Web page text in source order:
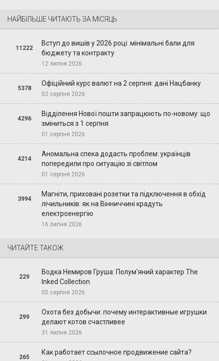
НАЙБІЛЬШЕ ЧИТАЮТЬ ЗА МІСЯЦЬ
11222
Вступ до вишів у 2026 році: мінімальні бали для
бюджету та контракту
12 липня 2026
5378
Офіційний курс валют на 2 серпня: дані Нацбанку
02 серпня 2026
4296
Відділення Нової пошти запрацюють по-новому: що
зміниться з 1 серпня
01 серпня 2026
4214
Аномальна спека додасть проблем: українців
попередили про ситуацію зі світлом
01 серпня 2026
3994
Магніти, приховані розетки та підключення в обхід
лічильників: як на Вінниччині крадуть
електроенергію
16 липня 2026
ЧИТАЙТЕ ТАКОЖ
229
Водка Немиров Груша: Полум'яний характер The
Inked Collection
05 серпня 2026
299
Охота без добычи: почему интерактивные игрушки
делают котов счастливее
31 липня 2026
265
Как работает ссылочное продвижение сайта?